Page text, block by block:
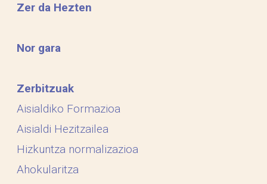
Zer da Hezten
Nor gara
Zerbitzuak
Aisialdiko Formazioa
Aisialdi Hezitzailea
Hizkuntza normalizazioa
Ahokularitza